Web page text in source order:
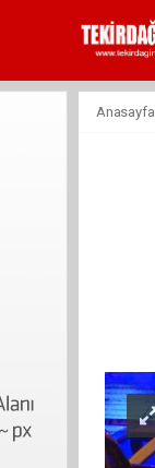
Anasayfa